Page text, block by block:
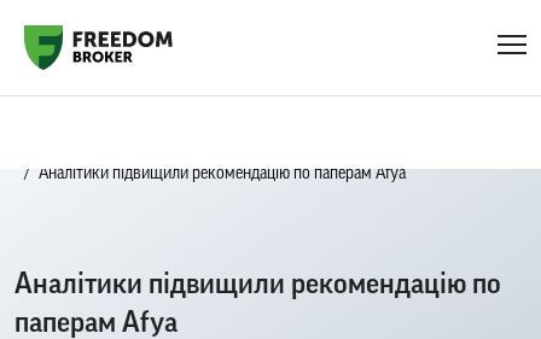
Аналітики підвищили рекомендацію по паперам Afya
Аналітики підвищили рекомендацію по
паперам Afya